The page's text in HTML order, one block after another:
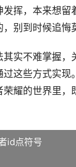
挥，本来想留
别到时候追悔
实不难掌握
这些方式实
耀的世界里，
id点符号